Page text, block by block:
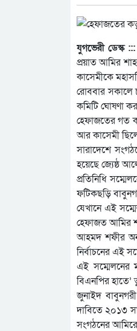
যুগভেরী ডেস্ক :::
প্রয়াত আমির
কাসেমীকে
রোববার সকালে
কমিটি ঘোষণা
হেফাজতের গত
আর কাসেমী
সারাদেশে
হয়েছে জ্যেষ্ঠ
প্রতিনিধি
ফটিকছড়ি
যেখানে এই
হেফাজত আমির
আহমদ শফীর
নির্বাচনের এই
এই সম্মেলনের
বিএনপির
জুনাইদ
দাবিতে ২০১৩
সংগঠনের